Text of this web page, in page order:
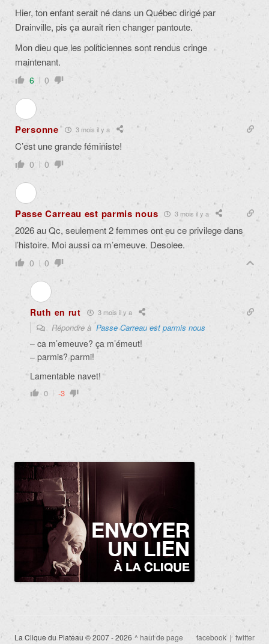
Hier, ton enfant serait né dans un Québec dirigé par
Drainville, pis ça aurait rien changer pantoute.
Mon dieu que les politiciennes sont rendus cringe
maintenant.
6 0
Personne 3 mois il y a
C’est une grande féministe!
0 0
Passe Carreau est parmis nous 3 mois il y a
2026 au Qc, seulement 2 femmes ont eu ce privilege dans
l’histoire. Moi aussi ca m’emeuve. Desolee.
0 0
Ruth en rut 3 mois il y a
Répondre à Passe Carreau est parmis nous
– ca m’emeuve? ça m’émeut!
– parmis? parmi!
Lamentable navet!
0 -3
La Clique du Plateau © 2007 - 2026 ^ haut de page facebook | twitter